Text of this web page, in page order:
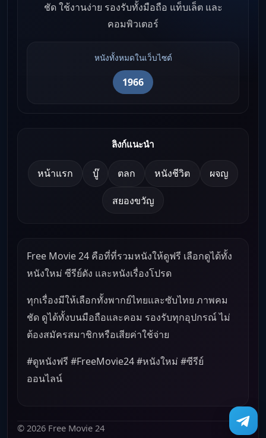
ชัด ใช้งานง่าย รองรับทั้งมือถือ แท็บเล็ต และ
คอมพิวเตอร์
หนังทั้งหมดในเว็บไซต์
1966
ลิงก์แนะนำ
หน้าแรก บู๊ ตลก หนังชีวิต ผจญ
สยองขวัญ
Free Movie 24 คือที่ที่รวมหนังให้ดูฟรี เลือกดูได้ทั้ง
หนังใหม่ ซีรีย์ดัง และหนังเรื่องโปรด
ทุกเรื่องมีให้เลือกทั้งพากย์ไทยและซับไทย ภาพคม
ชัด ดูได้ทั้งบนมือถือและคอม รองรับทุกอุปกรณ์ ไม่
ต้องสมัครสมาชิกหรือเสียค่าใช้จ่าย
#ดูหนังฟรี #FreeMovie24 #หนังใหม่ #ซีรีย์
ออนไลน์
© 2026 Free Movie 24